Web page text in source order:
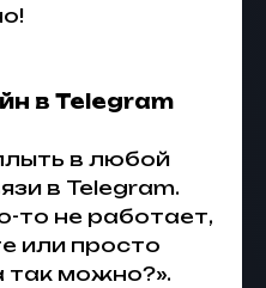
в Telegram
в любой
в Telegram.
то не работает,
или просто
так можно?».